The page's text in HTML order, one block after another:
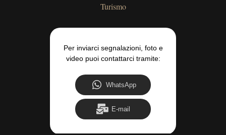
Turismo
Per inviarci segnalazioni, foto e
video puoi contattarci tramite:
WhatsApp
E-mail